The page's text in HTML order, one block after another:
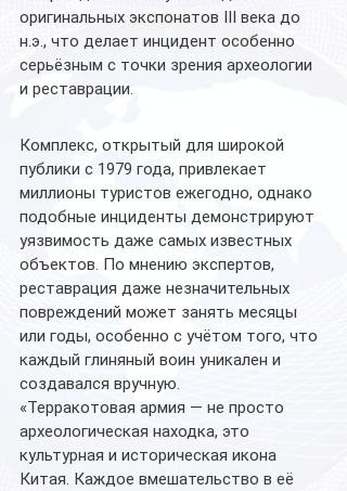
оригинальных экспонатов III века до
н.э., что делает инцидент особенно
серьёзным с точки зрения археологии
и реставрации.
Комплекс, открытый для широкой
публики с 1979 года, привлекает
миллионы туристов ежегодно, однако
подобные инциденты демонстрируют
уязвимость даже самых известных
объектов. По мнению экспертов,
реставрация даже незначительных
повреждений может занять месяцы
или годы, особенно с учётом того, что
каждый глиняный воин уникален и
создавался вручную.
«Терракотовая армия — не просто
археологическая находка, это
культурная и историческая икона
Китая. Каждое вмешательство в её